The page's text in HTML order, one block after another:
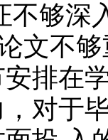
不够深
文不
排在
对于